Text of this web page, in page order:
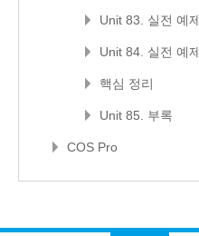
Unit 83. 실전 예
Unit 84. 실전 예
핵심 정리
Unit 85. 부록
COS Pro